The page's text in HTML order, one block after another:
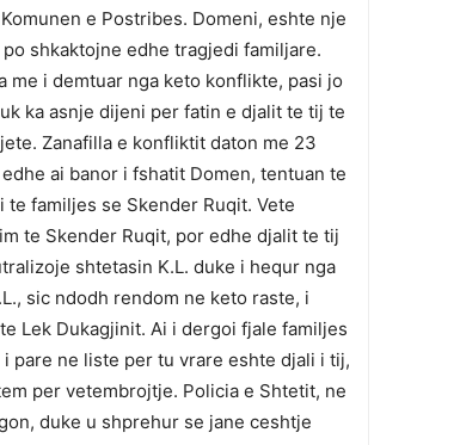
e Postribes. Domeni, eshte nje
shkaktojne edhe tragjedi familjare.
me i demtuar nga keto konflikte, pasi jo
ka asnje dijeni per fatin e djalit te tij te
Zanafilla e konfliktit daton me 23
ai banor i fshatit Domen, tentuan te
familjes se Skender Ruqit. Vete
te Skender Ruqit, por edhe djalit te tij
shtetasin K.L. duke i hequr nga
sic ndodh rendom ne keto raste, i
Lek Dukagjinit. Ai i dergoi fjale familjes
pare ne liste per tu vrare eshte djali i tij,
per vetembrojtje. Policia e Shtetit, ne
duke u shprehur se jane ceshtje